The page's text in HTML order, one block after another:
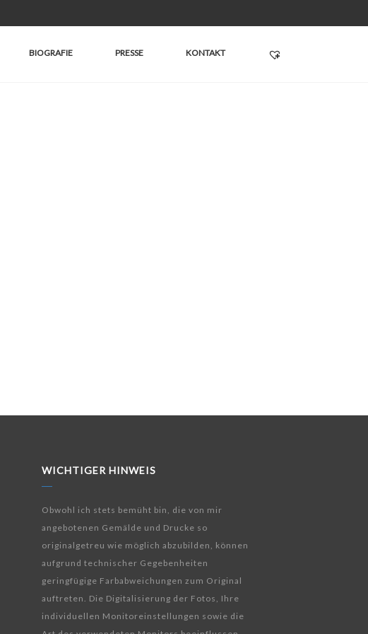
BIOGRAFIE PRESSE KONTAKT
WICHTIGER HINWEIS
Obwohl ich stets bemüht bin, die von mir
angebotenen Gemälde und Drucke so
originalgetreu wie möglich abzubilden, können
aufgrund technischer Gegebenheiten
geringfügige Farbabweichungen zum Original
auftreten. Die Digitalisierung der Fotos, Ihre
individuellen Monitoreinstellungen sowie die